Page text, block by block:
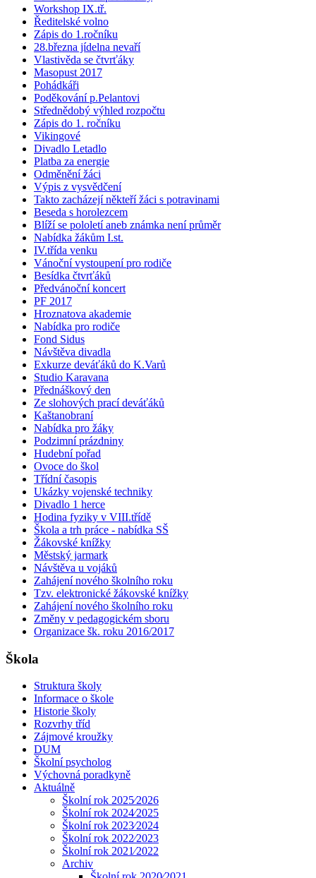
Workshop IX.tř.
Ředitelské volno
Zápis do 1.ročníku
28.března jídelna nevaří
Vlastivěda se čtvrťáky
Masopust 2017
Pohádkáři
Poděkování p.Pelantovi
Střednědobý výhled rozpočtu
Zápis do 1. ročníku
Vikingové
Divadlo Letadlo
Platba za energie
Odměnění žáci
Výpis z vysvědčení
Takto zacházejí někteří žáci s potravinami
Beseda s horolezcem
Blíží se pololetí aneb známka není průměr
Nabídka žákům I.st.
IV.třída venku
Vánoční vystoupení pro rodiče
Besídka čtvrťáků
Předvánoční koncert
PF 2017
Hroznatova akademie
Nabídka pro rodiče
Fond Sidus
Návštěva divadla
Exkurze deváťáků do K.Varů
Studio Karavana
Přednáškový den
Ze slohových prací deváťáků
Kaštanobraní
Nabídka pro žáky
Podzimní prázdniny
Hudební pořad
Ovoce do škol
Třídní časopis
Ukázky vojenské techniky
Divadlo 1 herce
Hodina fyziky v VIII.třídě
Škola a trh práce - nabídka SŠ
Žákovské knížky
Městský jarmark
Návštěva u vojáků
Zahájení nového školního roku
Tzv. elektronické žákovské knížky
Zahájení nového školního roku
Změny v pedagogickém sboru
Organizace šk. roku 2016/2017
Škola
Struktura školy
Informace o škole
Historie školy
Rozvrhy tříd
Zájmové kroužky
DUM
Školní psycholog
Výchovná poradkyně
Aktuálně
Školní rok 2025⁄2026
Školní rok 2024⁄2025
Školní rok 2023⁄2024
Školní rok 2022⁄2023
Školní rok 2021⁄2022
Archiv